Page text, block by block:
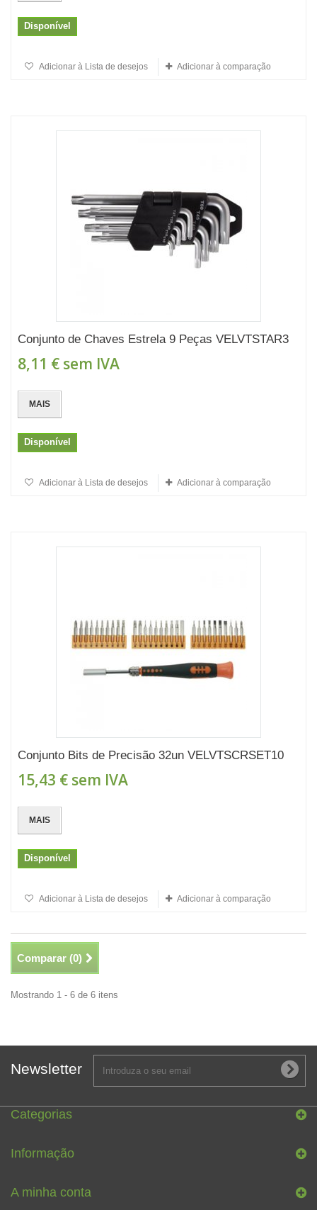
Disponível
Adicionar à Lista de desejos Adicionar à comparação
Conjunto de Chaves Estrela 9 Peças VELVTSTAR3
8,11 € sem IVA
MAIS
Disponível
Adicionar à Lista de desejos Adicionar à comparação
Conjunto Bits de Precisão 32un VELVTSCRSET10
15,43 € sem IVA
MAIS
Disponível
Adicionar à Lista de desejos Adicionar à comparação
Comparar (0)
Mostrando 1 - 6 de 6 itens
Newsletter
Categorias
Informação
A minha conta